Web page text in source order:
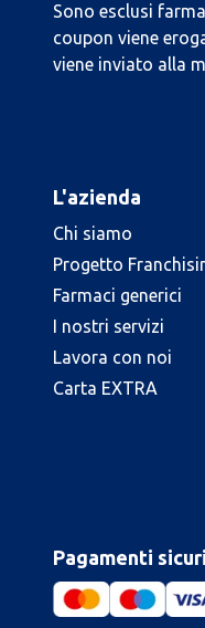
Sono esclusi
coupon viene
viene inviato alla
L'azienda
Chi siamo
Progetto
Farmaci generici
I nostri servizi
Lavora con noi
Carta EXTRA
Pagamenti sicuri